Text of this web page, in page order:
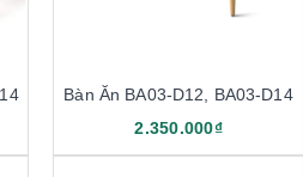
Bàn Ăn BA03-D12, BA03-D14
2.350.000₫